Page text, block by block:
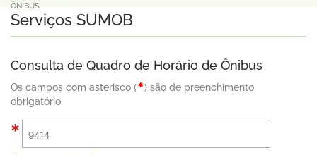
ÔNIBUS
Serviços SUMOB
Consulta de Quadro de Horário de Ônibus
Os campos com asterisco (
) são de preenchimento
obrigatório.